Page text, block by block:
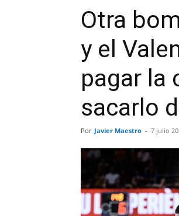
Otra
y el
pagar la
sacarlo
Por Javier Maestro - 7 julio